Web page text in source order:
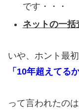
です・・・
ネットの一
いや、ホント最
「10年超えてる
って言われたの